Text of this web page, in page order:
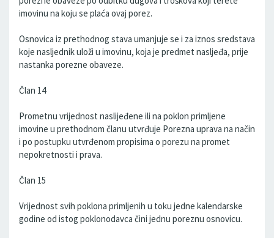
imovinu na koju se plaća ovaj porez.
Osnovica iz prethodnog stava umanjuje se i za iznos sredstava
koje nasljednik uloži u imovinu, koja je predmet nasljeđa, prije
nastanka porezne obaveze.
Član 14
Prometnu vrijednost naslijeđene ili na poklon primljene
imovine u prethodnom članu utvrđuje Porezna uprava na način
i po postupku utvrđenom propisima o porezu na promet
nepokretnosti i prava.
Član 15
Vrijednost svih poklona primljenih u toku jedne kalendarske
godine od istog poklonodavca čini jednu poreznu osnovicu.